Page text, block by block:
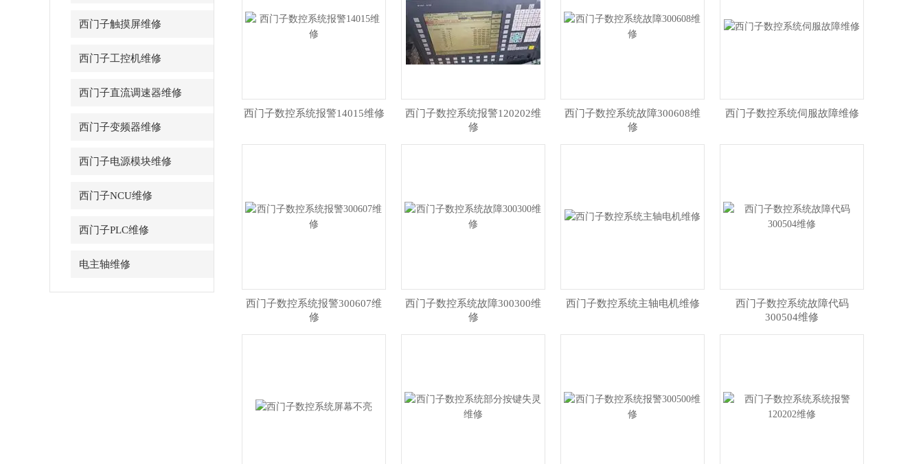
西门子触摸屏维修
西门子工控机维修
西门子直流调速器维修
西门子变频器维修
西门子电源模块维修
西门子NCU维修
西门子PLC维修
电主轴维修
西门子数控系统报警14015维修
西门子数控系统报警120202维
修
西门子数控系统故障300608维
修
西门子数控系统伺服故障维修
西门子数控系统报警300607维
修
西门子数控系统故障300300维
修
西门子数控系统主轴电机维修
西门子数控系统故障代码
300504维修